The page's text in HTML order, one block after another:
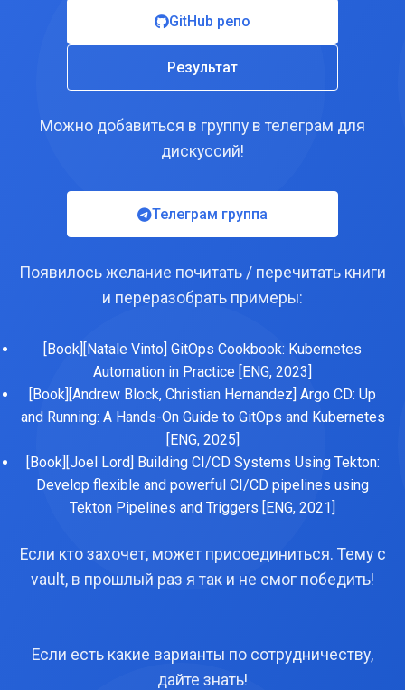
GitHub репо
Результат
Можно добавиться в группу в телеграм для
дискуссий!
Телеграм группа
Появилось желание почитать / перечитать книги
и переразобрать примеры:
[Book][Natale Vinto] GitOps Cookbook: Kubernetes
Automation in Practice [ENG, 2023]
[Book][Andrew Block, Christian Hernandez] Argo CD: Up
and Running: A Hands-On Guide to GitOps and Kubernetes
[ENG, 2025]
[Book][Joel Lord] Building CI/CD Systems Using Tekton:
Develop flexible and powerful CI/CD pipelines using
Tekton Pipelines and Triggers [ENG, 2021]
Если кто захочет, может присоединиться. Тему с
vault, в прошлый раз я так и не смог победить!
Если есть какие варианты по сотрудничеству,
дайте знать!